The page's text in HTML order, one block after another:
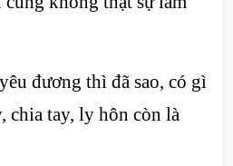
đương thì đã sao, có gì
chia tay, ly hôn còn là